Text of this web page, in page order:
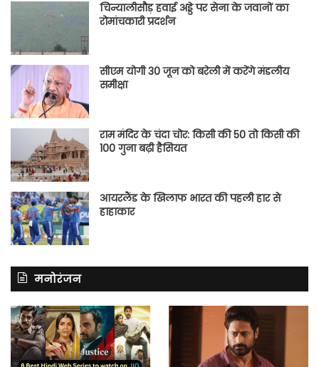
चिन्यालीसौड़ हवाई अड्डे पर सेना के जवानों का
रोमांचकारी प्रदर्शन
सीएम योगी 30 जून को बरेली में करेंगे मंडलीय
समीक्षा
राम मंदिर के चंदा चोर: किसी की 50 तो किसी की
100 गुना बढ़ी हैसियत
आयरलैंड के खिलाफ भारत की पहली हार से
हाहाकार
मनोरंजन